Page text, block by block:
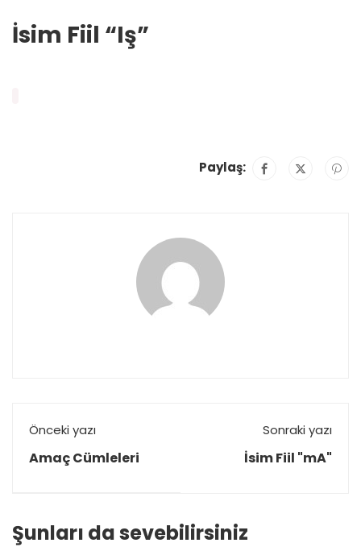
İsim Fiil “Iş”
Paylaş:
Önceki yazı
Amaç Cümleleri
Sonraki yazı
İsim Fiil "mA"
Şunları da sevebilirsiniz